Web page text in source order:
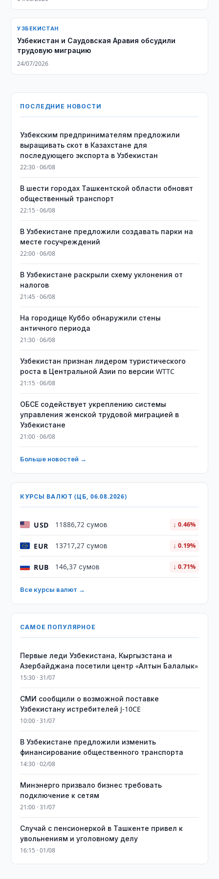
УЗБЕКИСТАН
Узбекистан и Саудовская Аравия обсудили
трудовую миграцию
24/07/2026
ПОСЛЕДНИЕ НОВОСТИ
Узбекским предпринимателям предложили
выращивать скот в Казахстане для
последующего экспорта в Узбекистан
22:30 · 06/08
В шести городах Ташкентской области обновят
общественный транспорт
22:15 · 06/08
В Узбекистане предложили создавать парки на
месте госучреждений
22:00 · 06/08
В Узбекистане раскрыли схему уклонения от
налогов
21:45 · 06/08
На городище Куббо обнаружили стены
античного периода
21:30 · 06/08
Узбекистан признан лидером туристического
роста в Центральной Азии по версии WTTC
21:15 · 06/08
ОБСЕ содействует укреплению системы
управления женской трудовой миграцией в
Узбекистане
21:00 · 06/08
Больше новостей →
КУРСЫ ВАЛЮТ (ЦБ, 06.08.2026)
USD 11886,72 сумов ↓ 0.46%
EUR 13717,27 сумов ↓ 0.19%
RUB 146,37 сумов ↓ 0.71%
Все курсы валют →
САМОЕ ПОПУЛЯРНОЕ
Первые леди Узбекистана, Кыргызстана и
Азербайджана посетили центр «Алтын Балалык»
15:30 · 31/07
СМИ сообщили о возможной поставке
Узбекистану истребителей J-10CE
10:00 · 31/07
В Узбекистане предложили изменить
финансирование общественного транспорта
14:30 · 02/08
Минэнерго призвало бизнес требовать
подключение к сетям
21:00 · 31/07
Случай с пенсионеркой в Ташкенте привел к
увольнениям и уголовному делу
16:15 · 01/08